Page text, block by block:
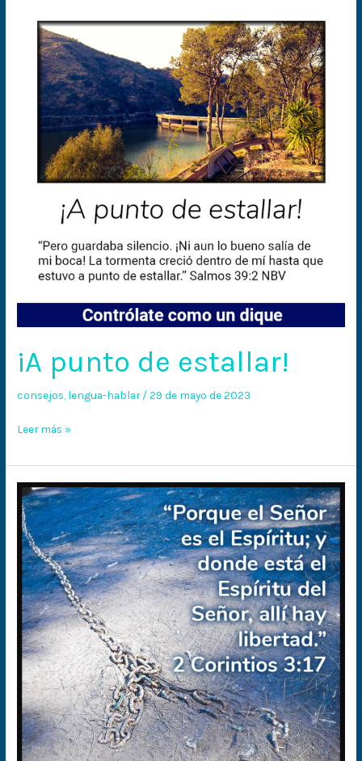
¡A punto de estallar!
consejos lengua-hablar/29 de mayo de 2023
punto
estallar!
Leer más »
¡Libres!